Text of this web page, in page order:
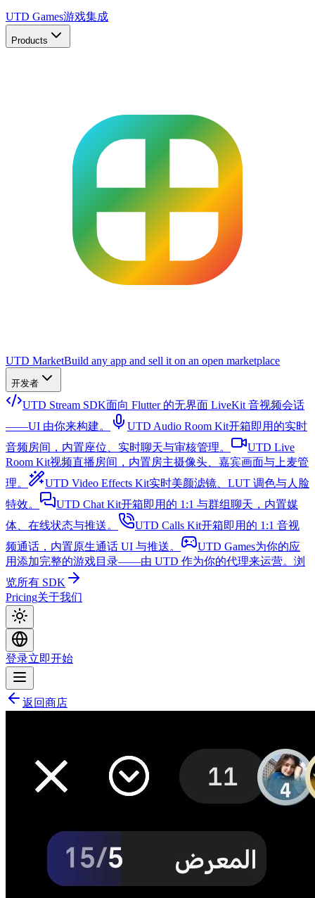
UTD Games游戏集成
Products
UTD MarketBuild any app and sell it on an open marketplace
开发者
UTD Stream SDK面向 Flutter 的无界面 LiveKit 音视频会话
——UI 由你来构建。
UTD Audio Room Kit开箱即用的实时
音频房间，内置座位、实时聊天与审核管理。
UTD Live
Room Kit视频直播房间，内置房主摄像头、嘉宾画面与上麦管
理。
UTD Video Effects Kit实时美颜滤镜、LUT 调色与人脸
特效。
UTD Chat Kit开箱即用的 1:1 与群组聊天，内置媒
体、在线状态与推送。
UTD Calls Kit开箱即用的 1:1 音视
频通话，内置原生通话 UI 与推送。
UTD Games为你的应
用添加完整的游戏目录——由 UTD 作为你的代理来运营。 浏
览所有 SDK
Pricing关于我们
登录立即开始
返回商店